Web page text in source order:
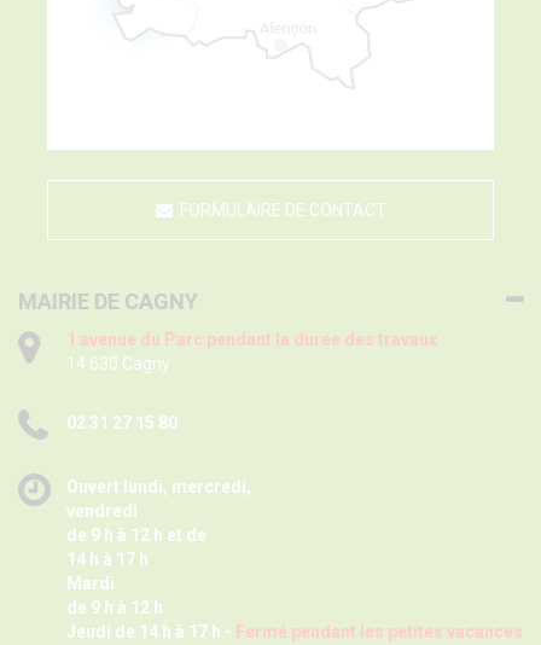
FORMULAIRE DE CONTACT
MAIRIE DE CAGNY
1 avenue du Parc pendant la durée des travaux
14 630 Cagny
02 31 27 15 80
Ouvert lundi, mercredi,
vendredi
de 9 h à 12 h et de
14 h à 17 h
Mardi
de 9 h à 12 h
Jeudi de 14 h à 17 h - Fermé pendant les petites vacances